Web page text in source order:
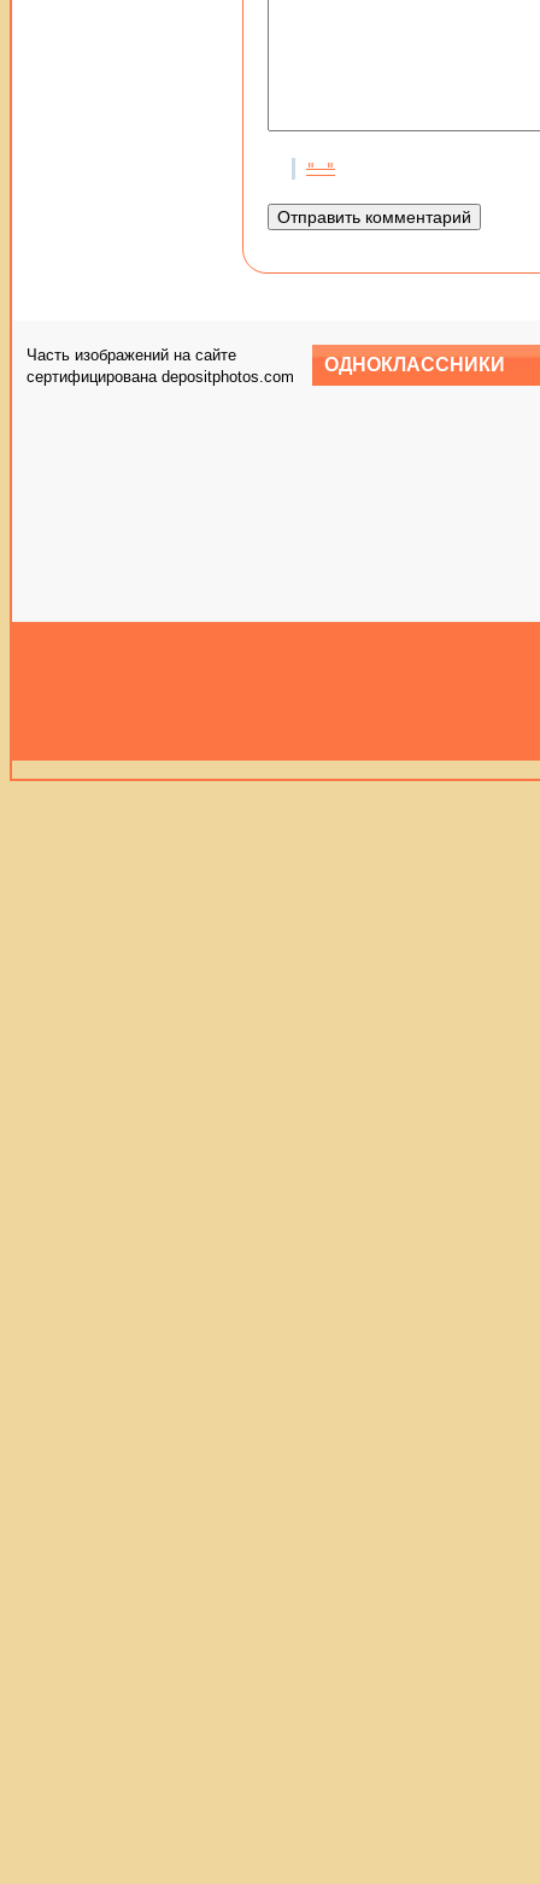
Часть изображений на сайте
сертифицирована depositphotos.com
ОДНОКЛАССНИКИ